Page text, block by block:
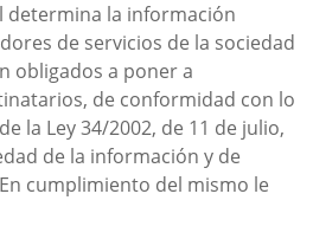
determina la información
de servicios de la sociedad
obligados a poner a
de conformidad con lo
la Ley 34/2002, de 11 de julio,
de la información y de
cumplimiento del mismo le